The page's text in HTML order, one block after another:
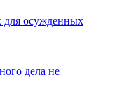
для осужденных
дела не